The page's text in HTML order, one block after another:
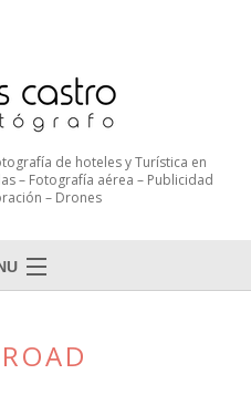
de hoteles y Turística en
– Fotografía aérea – Publicidad
– Drones
ROAD